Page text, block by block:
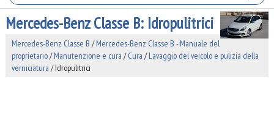
Mercedes-Benz Classe B: Idropulitrici
Mercedes-Benz Classe B /Mercedes-Benz Classe B - Manuale del
proprietario/Manutenzione e cura /Cura /Lavaggio del veicolo e pulizia della
verniciatura / Idropulitrici